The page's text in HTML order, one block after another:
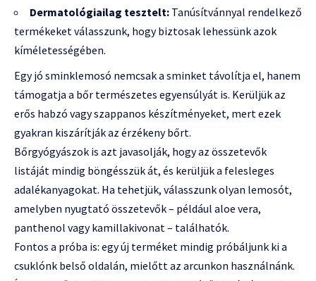
Dermatológiailag tesztelt: Tanúsítvánnyal rendelkező
termékeket válasszunk, hogy biztosak lehessünk azok
kíméletességében.
Egy jó sminklemosó nemcsak a sminket távolítja el, hanem
támogatja a bőr természetes egyensúlyát is. Kerüljük az
erős habzó vagy szappanos készítményeket, mert ezek
gyakran kiszárítják az érzékeny bőrt.
Bőrgyógyászok is azt javasolják, hogy az összetevők
listáját mindig böngésszük át, és kerüljük a felesleges
adalékanyagokat. Ha tehetjük, válasszunk olyan lemosót,
amelyben nyugtató összetevők – például aloe vera,
panthenol vagy kamillakivonat – találhatók.
Fontos a próba is: egy új terméket mindig próbáljunk ki a
csuklónk belső oldalán, mielőtt az arcunkon használnánk.